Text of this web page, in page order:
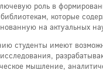
роль в
которые
на актуальных
студенты имеют
мышление,